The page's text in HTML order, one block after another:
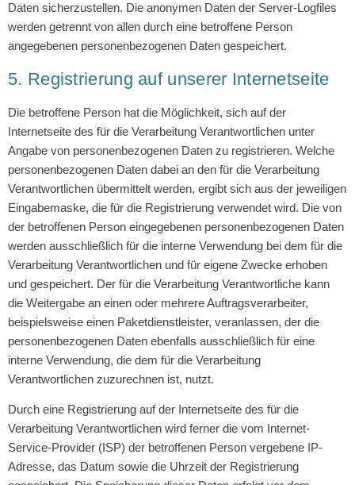
Daten sicherzustellen. Die anonymen Daten der Server-Logfiles
werden getrennt von allen durch eine betroffene Person
angegebenen personenbezogenen Daten gespeichert.
5. Registrierung auf unserer Internetseite
Die betroffene Person hat die Möglichkeit, sich auf der
Internetseite des für die Verarbeitung Verantwortlichen unter
Angabe von personenbezogenen Daten zu registrieren. Welche
personenbezogenen Daten dabei an den für die Verarbeitung
Verantwortlichen übermittelt werden, ergibt sich aus der jeweiligen
Eingabemaske, die für die Registrierung verwendet wird. Die von
der betroffenen Person eingegebenen personenbezogenen Daten
werden ausschließlich für die interne Verwendung bei dem für die
Verarbeitung Verantwortlichen und für eigene Zwecke erhoben
und gespeichert. Der für die Verarbeitung Verantwortliche kann
die Weitergabe an einen oder mehrere Auftragsverarbeiter,
beispielsweise einen Paketdienstleister, veranlassen, der die
personenbezogenen Daten ebenfalls ausschließlich für eine
interne Verwendung, die dem für die Verarbeitung
Verantwortlichen zuzurechnen ist, nutzt.
Durch eine Registrierung auf der Internetseite des für die
Verarbeitung Verantwortlichen wird ferner die vom Internet-
Service-Provider (ISP) der betroffenen Person vergebene IP-
Adresse, das Datum sowie die Uhrzeit der Registrierung